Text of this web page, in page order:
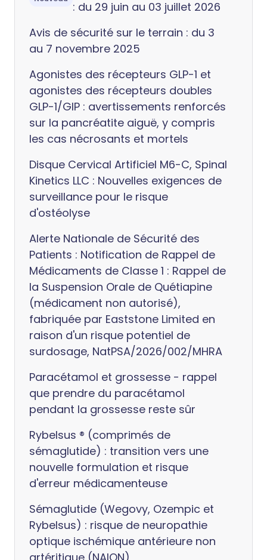
: du 29 juin au 03 juillet 2026
Avis de sécurité sur le terrain : du 3
au 7 novembre 2025
Agonistes des récepteurs GLP-1 et
agonistes des récepteurs doubles
GLP-1/GIP : avertissements renforcés
sur la pancréatite aiguë, y compris
les cas nécrosants et mortels
Disque Cervical Artificiel M6-C, Spinal
Kinetics LLC : Nouvelles exigences de
surveillance pour le risque
d'ostéolyse
Alerte Nationale de Sécurité des
Patients : Notification de Rappel de
Médicaments de Classe 1 : Rappel de
la Suspension Orale de Quétiapine
(médicament non autorisé),
fabriquée par Eaststone Limited en
raison d'un risque potentiel de
surdosage, NatPSA/2026/002/MHRA
Paracétamol et grossesse - rappel
que prendre du paracétamol
pendant la grossesse reste sûr
Rybelsus ® (comprimés de
sémaglutide) : transition vers une
nouvelle formulation et risque
d'erreur médicamenteuse
Sémaglutide (Wegovy, Ozempic et
Rybelsus) : risque de neuropathie
optique ischémique antérieure non